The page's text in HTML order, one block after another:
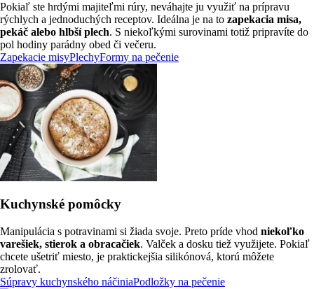
Pokiaľ ste hrdými majiteľmi rúry, neváhajte ju využiť na prípravu
rýchlych a jednoduchých receptov. Ideálna je na to zapekacia misa,
pekáč alebo hlbší plech. S niekoľkými surovinami totiž pripravíte do
pol hodiny parádny obed či večeru.
Zapekacie misyPlechyFormy na pečenie
Kuchynské pomôcky
Manipulácia s potravinami si žiada svoje. Preto príde vhod niekoľko
varešiek, stierok a obracačiek. Valček a dosku tiež využijete. Pokiaľ
chcete ušetriť miesto, je praktickejšia silikónová, ktorú môžete
zrolovať.
Súpravy kuchynského náčiniaPodložky na pečenie